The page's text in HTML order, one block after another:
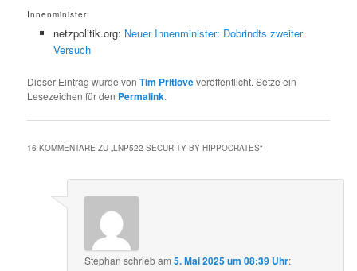
Innenminister
netzpolitik.org: Neuer Innenminister: Dobrindts zweiter
Versuch
Dieser Eintrag wurde vonTim Pritloveveröffentlicht. Setze ein
Lesezeichen für den Permalink.
16 KOMMENTARE ZU „LNP522 SECURITY BY HIPPOCRATES“
Stephan schriebam5. Mai 2025 um 08:39 Uhr: